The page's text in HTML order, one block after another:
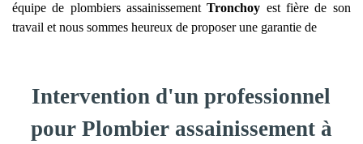
équipe de plombiers assainissementTronchoy est fière de son
travail et nous sommes heureux de proposer une garantie de
Intervention d'un professionnel
pour Plombier assainissement à